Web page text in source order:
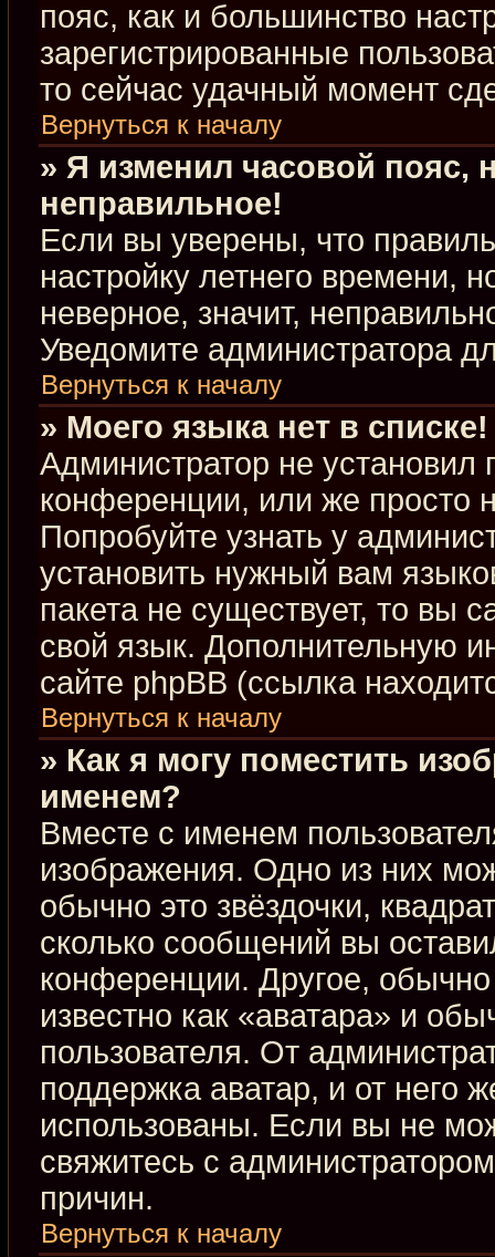
пояс, как и большинство
зарегистрированные
то сейчас удачный момент
Вернуться к началу
» Я изменил часовой пояс,
неправильное!
Если вы уверены, что
настройку летнего времени,
неверное, значит,
Уведомите администратора
Вернуться к началу
» Моего языка нет в списке!
Администратор не
конференции, или же просто
Попробуйте узнать у
установить нужный вам
пакета не существует, то вы
свой язык. Дополнительную
сайте phpBB (ссылка
Вернуться к началу
» Как я могу поместить
именем?
Вместе с именем
изображения. Одно из них
обычно это звёздочки,
сколько сообщений вы
конференции. Другое,
известно как «аватара» и
пользователя. От
поддержка аватар, и от него
использованы. Если вы не
свяжитесь с
причин.
Вернуться к началу